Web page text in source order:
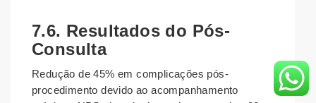
7.6. Resultados do Pós-
Consulta
Redução de 45% em complicações pós-
procedimento devido ao acompanhamento